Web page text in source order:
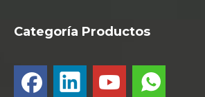
Categoría Productos